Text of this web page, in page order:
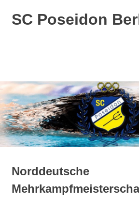
SC Poseidon
Norddeutsche